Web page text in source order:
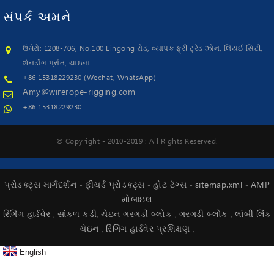
સંપર્ક અમને
ઉમેરો: 1208-706, No.100 Lingong રોડ, વ્યાપક ફ્રી ટ્રેડ ઝોન, લિંયઈ સિટી,
શેનડોંગ પ્રાંત, ચાઇના
+86 15318229230 (Wechat, WhatsApp)
Amy@wirerope-rigging.com
+86 15318229230
© Copyright - 2010-2019 : All Rights Reserved.
પ્રોડક્ટ્સ માર્ગદર્શન - ફીચર્ડ પ્રોડક્ટ્સ - હોટ ટૅગ્સ - sitemap.xml - AMP
મોબાઇલ
રિગિંગ હાર્ડવેર , સાંકળ કડી, ચેઇન ગરગડી બ્લોક , ગરગડી બ્લોક , લાંબી લિંક
ચેઇન , રિગિંગ હાર્ડવેર પ્રશિક્ષણ ,
English